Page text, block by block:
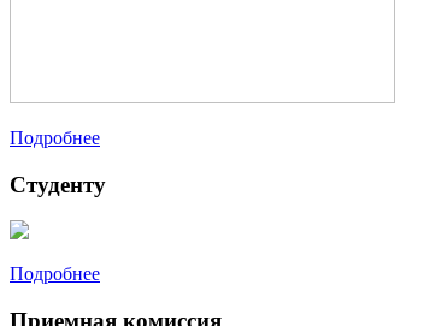
Подробнее
Студенту
Подробнее
Приемная комиссия